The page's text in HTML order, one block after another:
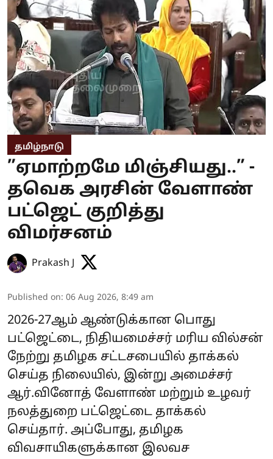
தமிழ்நாடு
”ஏமாற்றமே மிஞ்சியது..” -
தவெக அரசின் வேளாண்
பட்ஜெட் குறித்து
விமர்சனம்
Prakash J
Published on: 06 Aug 2026, 8:49 am
2026-27ஆம் ஆண்டுக்கான பொது
பட்ஜெட்டை, நிதியமைச்சர் மரிய வில்சன்
நேற்று தமிழக சட்டசபையில் தாக்கல்
செய்த நிலையில், இன்று அமைச்சர்
ஆர்.வினோத் வேளாண் மற்றும் உழவர்
நலத்துறை பட்ஜெட்டை தாக்கல்
செய்தார். அப்போது, தமிழக
விவசாயிகளுக்கான இலவச